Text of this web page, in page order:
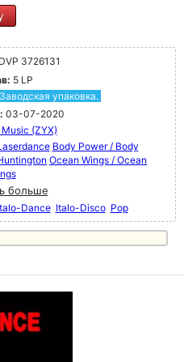
3726131
5 LP
упаковка.
03-07-2020
(ZYX)
Body Power / Body
Ocean Wings / Ocean
больше
Dance Italo-Disco Pop